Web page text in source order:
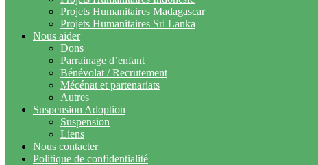
Projets Humanitaires Madagascar
Projets Humanitaires Sri Lanka
Nous aider
Dons
Parrainage d’enfant
Bénévolat / Recrutement
Mécénat et partenariats
Autres
Suspension Adoption
Suspension
Liens
Nous contacter
Politique de confidentialité